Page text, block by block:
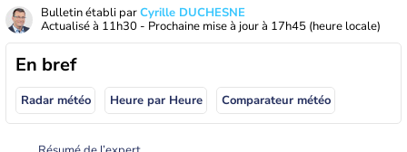
Bulletin établi parCyrille DUCHESNE
Actualisé à 11h30 - Prochaine mise à jour à 17h45 (heure locale)
En bref
Radar météo Heure par Heure Comparateur météo